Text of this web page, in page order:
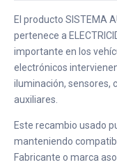
El producto SISTEMA
pertenece a
importante en los
electrónicos
iluminación, sensores,
auxiliares.
Este recambio usado
manteniendo
Fabricante o marca